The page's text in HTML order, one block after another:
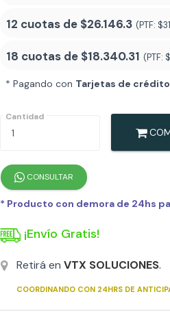
12 cuotas de $26.146.3 (PTF:
18 cuotas de $18.340.31 (PTF:
* Pagando con Tarjetas de crédito
Cantidad
CONSULTAR
* Producto con demora de 24hs
¡Envío Gratis!
Retirá en VTX SOLUCIONES.
COORDINANDO CON 24HRS DE